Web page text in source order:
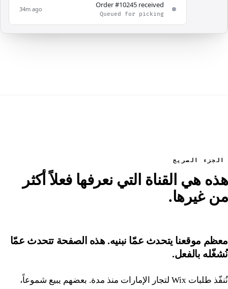
Order #10245 received
Queued for picking
34m ago
الجزء الصريح
هذه هي القناة التي نعرفها فعلاً أكثر
من غيرها.
معظم موقعنا يتحدث عمّا نبنيه. هذه الصفحة تتحدث عمّا
نُشغّله بالفعل.
نُنفّذ طلبات Wix لتجار الإمارات منذ مدة. بعضهم يبيع شموعاً،